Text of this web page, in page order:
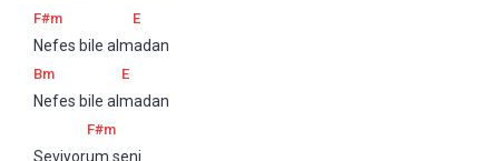
F#m E
Nefes bile almadan
Bm E
Nefes bile almadan
F#m
Seviyorum seni